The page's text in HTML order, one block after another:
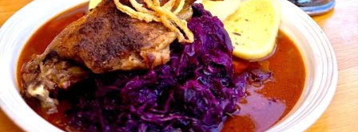
Škola vaření
Recepty z TV
Speciál: Cuketa